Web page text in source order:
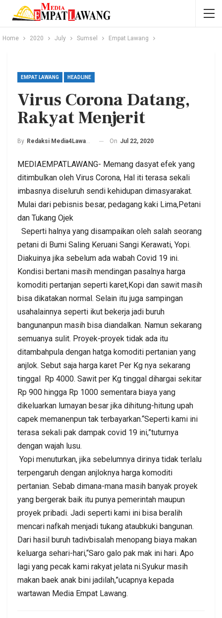
Home 2020 July Sumsel Empat Lawang
EMPAT LAWANG HEADLINE
Virus Corona Datang,
Rakyat Menjerit
By Redaksi Media4Lawang On Jul 22, 2020
MEDIAEMPATLAWANG- Memang dasyat efek yang
ditimbulkan oleh Virus Corona, Hal iti terasa sekali
imbasnya diseluruh sendi kehidupan dimasyarakat.
Mulai dari pebisnis besar, pedagang kaki Lima,Petani
dan Tukang Ojek
Seperti halnya yang disampaikan oleh salah seorang
petani di Bumi Saling Keruani Sangi Kerawati, Yopi.
Diakuinya jika sebelum ada wabah Covid 19 ini.
Kondisi bertani masih mendingan pasalnya harga
komoditi pertanjan seperti karet,Kopi dan sawit masih
bisa dikatakan normal. Selain itu juga sampingan
usahalainnya seperti ikut bekerja jadi buruh
bangunanpun masih bisa diandalkan. Namun sekarang
semuanya sulit. Proyek-proyek tidak ada itu
ditambahpula dengan hatga komoditi pertanian yang
anjlok. Sebut saja harga karet Per Kg nya sekarang
tinggal Rp 4000. Sawit per Kg tinggal dihargai sekitar
Rp 900 hingga Rp 1000 sementara biaya yang
dikeluarkan lumayan besar jika dihitung-hitung upah
capek memanenpun tak terbayarkan.“Seperti kami ini
terasa sekali pak dampak covid 19 ini,”tuturnya
dengan wajah lusu.
Yopi menuturkan, jika sebelumnya dirinya tidak terlalu
terpengaruh dengan anjloknya harga komoditi
pertanian. Sebab dimana-mana masih banyak proyek
yang bergerak baik itu punya pemerintah maupun
proyek pribadi. Jadi seperti kami ini bisa beralih
mencari nafkah menjadi tukang ataubkuki bangunan.
Dari hasil buruh tadivbisalah menopang biaya makan
keluarga sehari-hari,“Saro galo pak mak ini hari. Apo
lagi yang pecak kami rakyat jelata ni.Syukur masih
makan baek anak bini jadilah,”ucapnya kepada
wartawan Media Empat Lawang.